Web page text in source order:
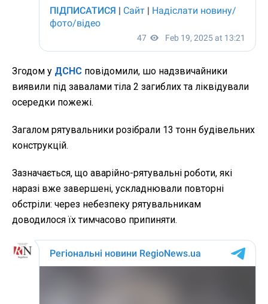
Згодом у ДСНС повідомили, шо надзвичайники
виявили під завалами тіла 2 загиблих та ліквідували
осередки пожежі.
Загалом рятувальники розібрали 13 тонн будівельних
конструкцій.
Зазначається, що аварійно-рятувальні роботи, які
наразі вже завершені, ускладнювали повторні
обстріли: через небезпеку рятувальникам
доводилося їх тимчасово припиняти.